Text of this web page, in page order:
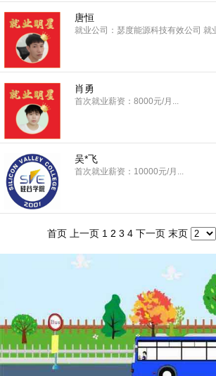
唐恒
就业公司：瑟度能源科技有效公司 就
肖勇
首次就业薪资：8000元/月...
吴*飞
首次就业薪资：10000元/月...
首页 上一页 1 2 3 4 下一页 末页